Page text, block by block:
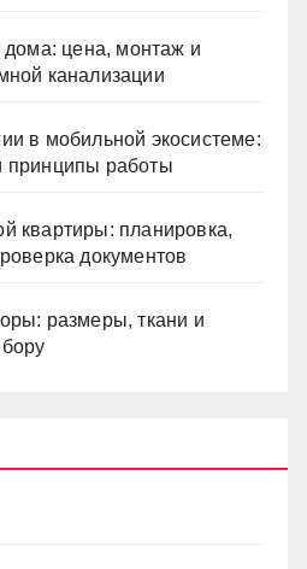
дома: цена, монтаж и
канализации
в мобильной экосистеме:
принципы работы
квартиры: планировка,
документов
размеры, ткани и